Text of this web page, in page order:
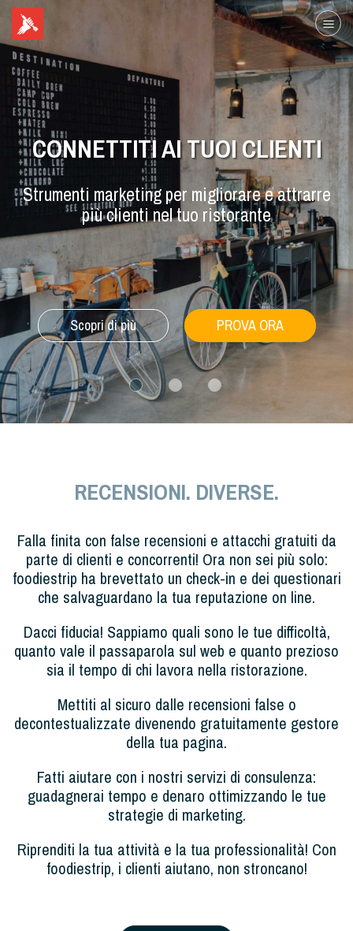
CONNETTITI AI TUOI CLIENTI
Strumenti marketing per migliorare e attrarre
più clienti nel tuo ristorante
Scopri di più PROVA ORA
RECENSIONI. DIVERSE.
Falla finita con false recensioni e attacchi gratuiti da
parte di clienti e concorrenti! Ora non sei più solo:
foodiestrip ha brevettato un check-in e dei questionari
che salvaguardano la tua reputazione on line.
Dacci fiducia! Sappiamo quali sono le tue difficoltà,
quanto vale il passaparola sul web e quanto prezioso
sia il tempo di chi lavora nella ristorazione.
Mettiti al sicuro dalle recensioni false o
decontestualizzate divenendo gratuitamente gestore
della tua pagina.
Fatti aiutare con i nostri servizi di consulenza:
guadagnerai tempo e denaro ottimizzando le tue
strategie di marketing.
Riprenditi la tua attività e la tua professionalità! Con
foodiestrip, i clienti aiutano, non stroncano!